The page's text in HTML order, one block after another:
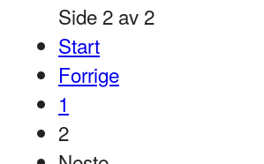
Side 2 av 2
Start
Forrige
1
2